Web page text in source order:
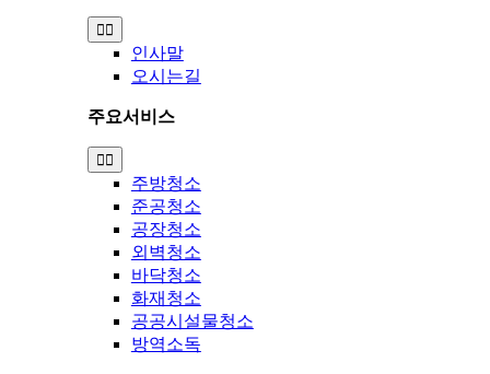
Toggle
Navigation
인사말
오시는길
주요서비스
Toggle
Navigation
주방청소
준공청소
공장청소
외벽청소
바닥청소
화재청소
공공시설물청소
방역소독